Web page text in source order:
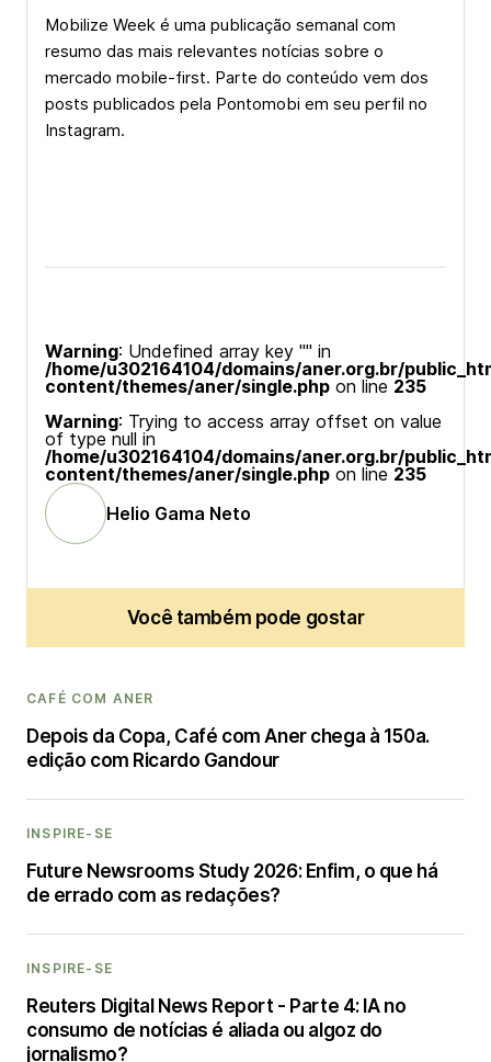
Mobilize Week é uma publicação semanal com
resumo das mais relevantes notícias sobre o
mercado mobile-first. Parte do conteúdo vem dos
posts publicados pela Pontomobi em seu perfil no
Instagram.
Warning: Undefined array key "" in
/home/u302164104/domains/aner.org.br/
content/themes/aner/single.php on line 235
Warning: Trying to access array offset on value
of type null in
/home/u302164104/domains/aner.org.br/
content/themes/aner/single.php on line 235
Helio Gama Neto
Você também pode gostar
CAFÉ COM ANER
Depois da Copa, Café com Aner chega à 150a.
edição com Ricardo Gandour
INSPIRE-SE
Future Newsrooms Study 2026: Enfim, o que há
de errado com as redações?
INSPIRE-SE
Reuters Digital News Report - Parte 4: IA no
consumo de notícias é aliada ou algoz do
jornalismo?